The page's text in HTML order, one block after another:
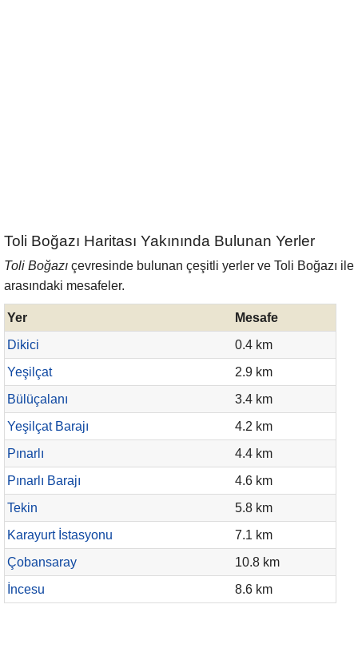
Toli Boğazı Haritası Yakınında Bulunan Yerler
Toli Boğazı çevresinde bulunan çeşitli yerler ve Toli Boğazı ile
arasındaki mesafeler.
Yer
Mesafe
Dikici
0.4 km
Yeşilçat
2.9 km
Bülüçalanı
3.4 km
Yeşilçat Barajı
4.2 km
Pınarlı
4.4 km
Pınarlı Barajı
4.6 km
Tekin
5.8 km
Karayurt İstasyonu
7.1 km
Çobansaray
10.8 km
İncesu
8.6 km